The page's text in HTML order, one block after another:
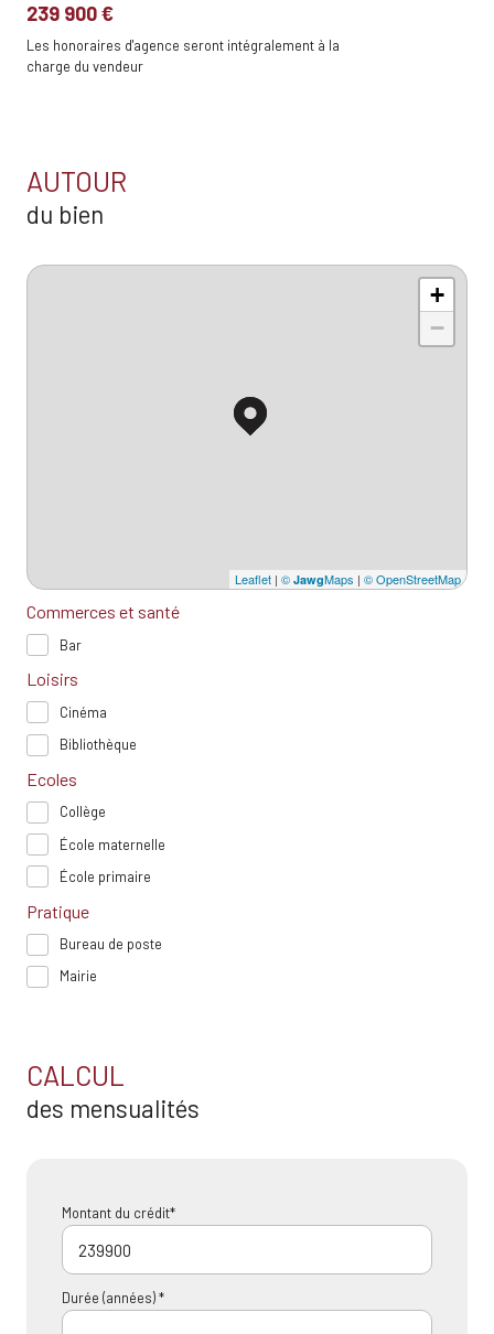
239 900 €
Les honoraires d'agence seront intégralement à la
charge du vendeur
AUTOUR
du bien
+
−
Leaflet | © JawgMaps | © OpenStreetMap
Commerces et santé
Bar
Loisirs
Cinéma
Bibliothèque
Ecoles
Collège
École maternelle
École primaire
Pratique
Bureau de poste
Mairie
CALCUL
des mensualités
Montant du crédit*
Durée (années) *